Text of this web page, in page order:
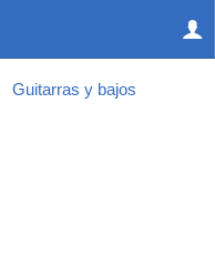
Guitarras y bajos